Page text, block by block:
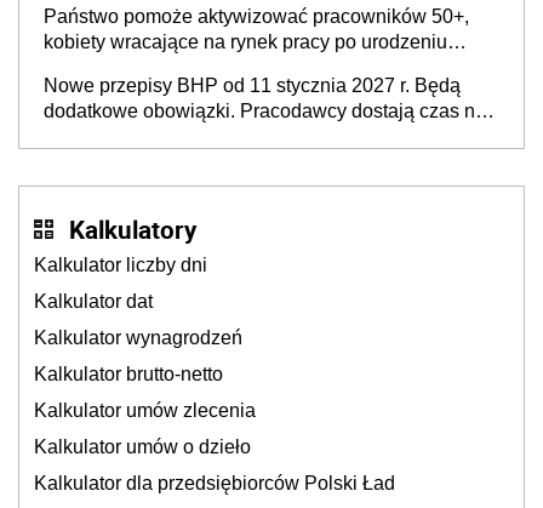
Państwo pomoże aktywizować pracowników 50+,
kobiety wracające na rynek pracy po urodzeniu
neuroatypowe. Powstanie Fundusz na rzecz
Inkluzywności w Zatrudnianiu?
Nowe przepisy BHP od 11 stycznia 2027 r. Będą
dodatkowe obowiązki. Pracodawcy dostają czas na
Kalkulatory
Kalkulator liczby dni
Kalkulator dat
Kalkulator wynagrodzeń
Kalkulator brutto-netto
Kalkulator umów zlecenia
Kalkulator umów o dzieło
Kalkulator dla przedsiębiorców Polski Ład